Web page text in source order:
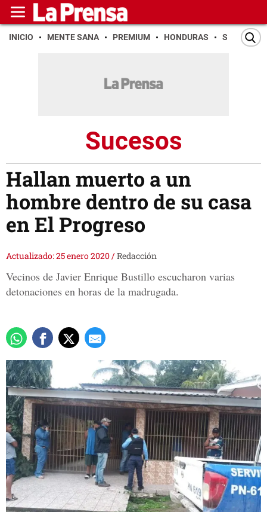
INICIO MENTE SANA PREMIUM HONDURAS SAN PEDRO
Sucesos
Hallan muerto a un
hombre dentro de su casa
en El Progreso
Actualizado: 25 enero 2020/Redacción
Vecinos de Javier Enrique Bustillo escucharon varias
detonaciones en horas de la madrugada.